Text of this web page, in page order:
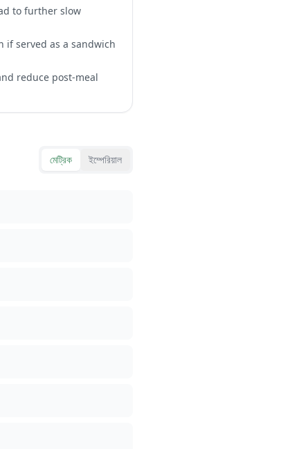
to further slow
if served as a sandwich
reduce post-meal
মেট্রিক ইম্পেরিয়াল